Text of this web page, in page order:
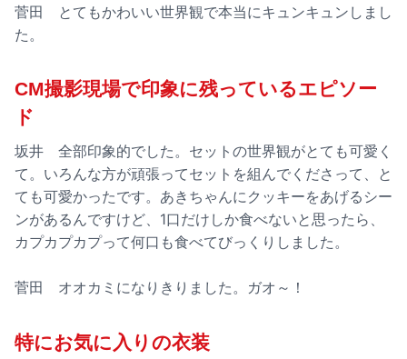
菅田 とてもかわいい世界観で本当にキュンキュンしまし
た。
CM撮影現場で印象に残っているエピソー
ド
坂井 全部印象的でした。セットの世界観がとても可愛く
て。いろんな方が頑張ってセットを組んでくださって、と
ても可愛かったです。あきちゃんにクッキーをあげるシー
ンがあるんですけど、1口だけしか食べないと思ったら、
カプカプカプって何口も食べてびっくりしました。
菅田 オオカミになりきりました。ガオ～！
特にお気に入りの衣装